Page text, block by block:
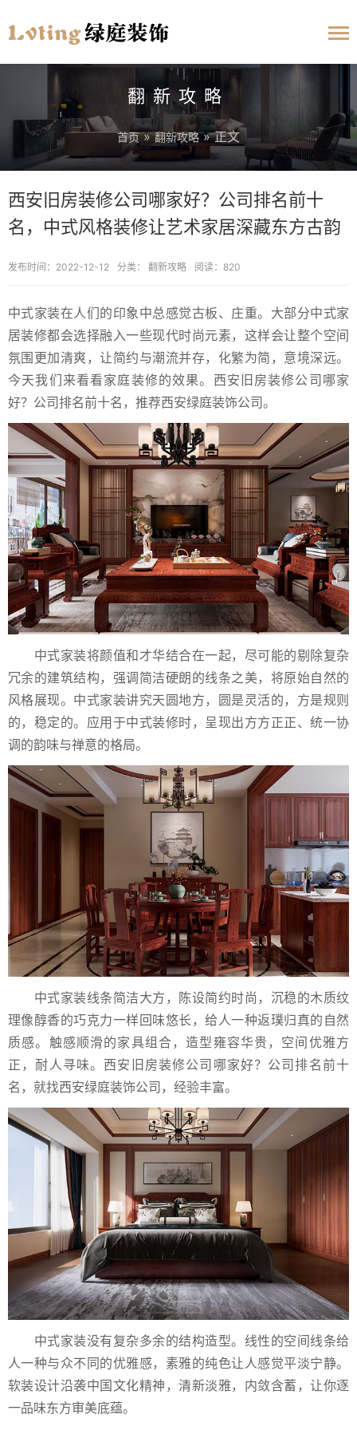
翻新攻略
首页 »翻新攻略» 正文
西安旧房装修公司哪家好？公司排名前十
名，中式风格装修让艺术家居深藏东方古韵
发布时间：2022-12-12 分类： 翻新攻略 阅读：820
中式家装在人们的印象中总感觉古板、庄重。大部分中式家
居装修都会选择融入一些现代时尚元素，这样会让整个空间
氛围更加清爽，让简约与潮流并存，化繁为简，意境深远。
今天我们来看看家庭装修的效果。西安旧房装修公司哪家
好？公司排名前十名，推荐西安绿庭装饰公司。
中式家装将颜值和才华结合在一起，尽可能的剔除复杂
冗余的建筑结构，强调简洁硬朗的线条之美，将原始自然的
风格展现。中式家装讲究天圆地方，圆是灵活的，方是规则
的，稳定的。应用于中式装修时，呈现出方方正正、统一协
调的韵味与禅意的格局。
中式家装线条简洁大方，陈设简约时尚，沉稳的木质纹
理像醇香的巧克力一样回味悠长，给人一种返璞归真的自然
质感。触感顺滑的家具组合，造型雍容华贵，空间优雅方
正，耐人寻味。西安旧房装修公司哪家好？公司排名前十
名，就找西安绿庭装饰公司，经验丰富。
中式家装没有复杂多余的结构造型。线性的空间线条给
人一种与众不同的优雅感，素雅的纯色让人感觉平淡宁静。
软装设计沿袭中国文化精神，清新淡雅，内敛含蓄，让你逐
一品味东方审美底蕴。